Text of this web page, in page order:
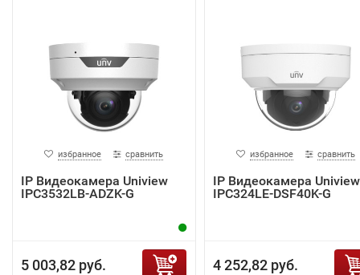
избранное сравнить
IP Видеокамера Uniview
IPC3532LB-ADZK-G
5 003,82 руб.
избранное сравнить
IP Видеокамера Uniview
IPC324LE-DSF40K-G
4 252,82 руб.